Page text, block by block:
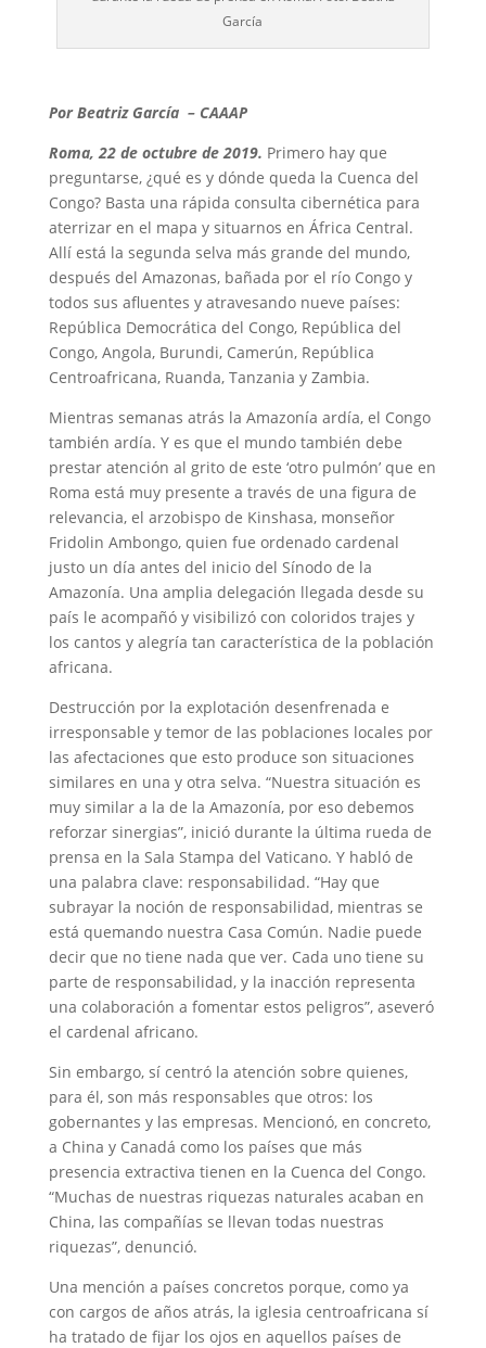
García
Por Beatriz García – CAAAP
Roma, 22 de octubre de 2019. Primero hay que
preguntarse, ¿qué es y dónde queda la Cuenca del
Congo? Basta una rápida consulta cibernética para
aterrizar en el mapa y situarnos en África Central.
Allí está la segunda selva más grande del mundo,
después del Amazonas, bañada por el río Congo y
todos sus afluentes y atravesando nueve países:
República Democrática del Congo, República del
Congo, Angola, Burundi, Camerún, República
Centroafricana, Ruanda, Tanzania y Zambia.
Mientras semanas atrás la Amazonía ardía, el Congo
también ardía. Y es que el mundo también debe
prestar atención al grito de este ‘otro pulmón’ que en
Roma está muy presente a través de una figura de
relevancia, el arzobispo de Kinshasa, monseñor
Fridolin Ambongo, quien fue ordenado cardenal
justo un día antes del inicio del Sínodo de la
Amazonía. Una amplia delegación llegada desde su
país le acompañó y visibilizó con coloridos trajes y
los cantos y alegría tan característica de la población
africana.
Destrucción por la explotación desenfrenada e
irresponsable y temor de las poblaciones locales por
las afectaciones que esto produce son situaciones
similares en una y otra selva. “Nuestra situación es
muy similar a la de la Amazonía, por eso debemos
reforzar sinergias”, inició durante la última rueda de
prensa en la Sala Stampa del Vaticano. Y habló de
una palabra clave: responsabilidad. “Hay que
subrayar la noción de responsabilidad, mientras se
está quemando nuestra Casa Común. Nadie puede
decir que no tiene nada que ver. Cada uno tiene su
parte de responsabilidad, y la inacción representa
una colaboración a fomentar estos peligros”, aseveró
el cardenal africano.
Sin embargo, sí centró la atención sobre quienes,
para él, son más responsables que otros: los
gobernantes y las empresas. Mencionó, en concreto,
a China y Canadá como los países que más
presencia extractiva tienen en la Cuenca del Congo.
“Muchas de nuestras riquezas naturales acaban en
China, las compañías se llevan todas nuestras
riquezas”, denunció.
Una mención a países concretos porque, como ya
con cargos de años atrás, la iglesia centroafricana sí
ha tratado de fijar los ojos en aquellos países de